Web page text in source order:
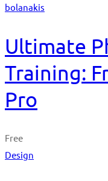
bolanakis
Ultimate
Training:
Pro
Free
Design